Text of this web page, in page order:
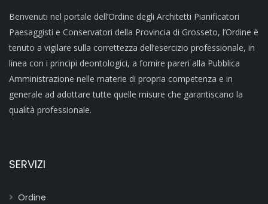
Benvenuti nel portale dell’Ordine degli Architetti Pianificatori
Paesaggisti e Conservatori della Provincia di Grosseto, l’Ordine è
tenuto a vigilare sulla correttezza dell’esercizio professionale, in
linea con i principi deontologici, a fornire pareri alla Pubblica
Amministrazione nelle materie di propria competenza e in
generale ad adottare tutte quelle misure che garantiscano la
qualità professionale.
SERVIZI
Ordine